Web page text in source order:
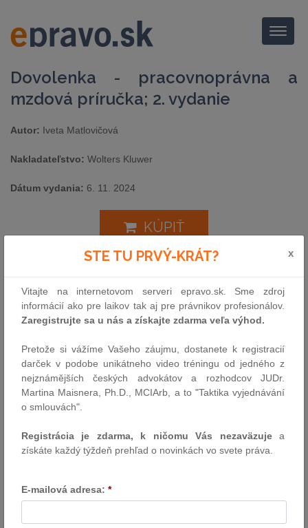
Menu
Dovolenka - pracovnoprávna a
mzdová príručka; 2. vydanie
Autor: Iveta Matlovičová
Nakladateľstvo: Wolters Kluwer
Dátum vydania: 6. 11. 2024
KÚPIŤ
pracovnoprávna a mzdová príručka" nadväzuje na úspešné
vydanie z roku 2016. Prináša odpovede na najdiskutovanejšie
otázky a nejasnosti ohľadom dovolenky. Teoretický výklad vhodne
riešení problematických otázok.
Druhy dovoleniek, čerpanie dovolenky, prenášanie či prepadnutie
nároku na dovolenku, postup pri výpočte krátenia dovolenky,
návod na správne určenie výmery dovolenky sú len názornou
ukážkou tém, ktoré čitateľ v publikácii nájde. Okrem dovolenky na
dovolenka starostu, materská dovolenka či rodičovská dovolenka.
Publikácia, ktorá bez akýchkoľvek pochybností nesie prívlastok
Vzhľadom na jej praktické zameranie je určená pre
pre zamestnancov.
STE TU PRVÝ-KRÁT? x
Vitajte na internetovom serveri epravo.sk. Sme zdroj
informácií ako pre laikov tak aj pre právnikov profesionálov.
Zaregistrujte sa u nás a získajte zdarma veľa výhod.
Pretože si vážíme Vašeho záujmu, dostanete k registracií
darček v podobe unikátneho video tréningu od jedného z
nejznámějších českých advokátov a rozhodcov JUDr.
Martina Maisnera, Ph.D., MCIArb, a to "Taktika vyjednávání
o smlouvách".
Registrácia je zdarma, k ničomu Vás nezaväzujea
získáte každý týždeň prehľad o novinkách vo svete práva.
E-mailová adresa: *